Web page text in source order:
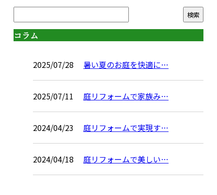
コラム
2025/07/28 暑い夏のお庭を快適に…
2025/07/11 庭リフォームで家族み…
2024/04/23 庭リフォームで実現す…
2024/04/18 庭リフォームで美しい…